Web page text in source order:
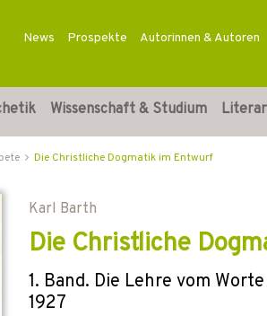
News Prospekte Autorinnen & Autoren
Wissenschaft & Studium
Die Christliche Dogmatik im Entwurf
Karl Barth
Die Christliche
1. Band. Die Lehre vom
1927